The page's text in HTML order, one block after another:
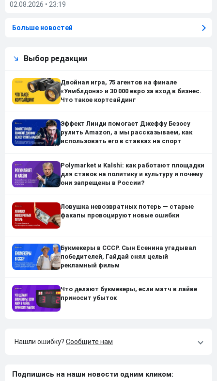
02.08.2026 • 23:19
Больше новостей
Выбор редакции
Двойная игра, 75 агентов на финале
«Уимблдона» и 30 000 евро за вход в бизнес.
Что такое кортсайдинг
Эффект Линди помогает Джеффу Безосу
рулить Amazon, а мы рассказываем, как
использовать его в ставках на спорт
Polymarket и Kalshi: как работают площадки
для ставок на политику и культуру и почему
они запрещены в России?
Ловушка невозвратных потерь — старые
факапы провоцируют новые ошибки
Букмекеры в СССР. Сын Есенина угадывал
победителей, Гайдай снял целый
рекламный фильм
Что делают букмекеры, если матч в лайве
приносит убыток
Нашли ошибку? Сообщите нам
Подпишись на наши новости одним кликом: